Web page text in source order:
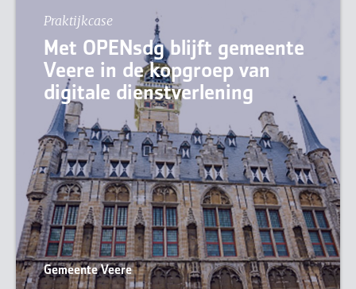
Praktijkcase
Met OPENsdg blijft gemeente
Veere in de kopgroep van
digitale dienstverlening
Gemeente Veere